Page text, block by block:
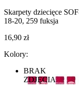
Skarpety dziecięce
18-20, 259 fuksja
16,90 zł
Kolory:
BRAK
ZDJĘCIA